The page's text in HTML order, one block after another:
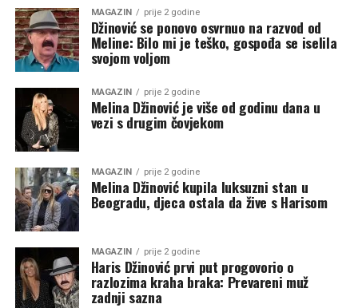
MAGAZIN prije 2 godine
Džinović se ponovo osvrnuo na razvod od
Meline: Bilo mi je teško, gospođa se iselila
svojom voljom
MAGAZIN prije 2 godine
Melina Džinović je više od godinu dana u
vezi s drugim čovjekom
MAGAZIN prije 2 godine
Melina Džinović kupila luksuzni stan u
Beogradu, djeca ostala da žive s Harisom
MAGAZIN prije 2 godine
Haris Džinović prvi put progovorio o
razlozima kraha braka: Prevareni muž
zadnji sazna